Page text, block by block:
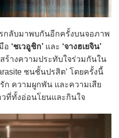
ลับมาพบกันอีกครั้งบนจอภาพ
อ ‘ชเวอูชิก’ และ ‘จางฮเยจิน’
ร้างความประทับใจร่วมกันใน
ชนชั้นปรสิต’ โดยครั้งนี้
ความผูกพัน และความเสีย
วที่ทั้งอ่อนโยนและกินใจ